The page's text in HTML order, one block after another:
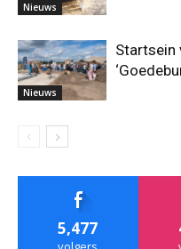
Nieuws
Nieuws
Startsein
5,477